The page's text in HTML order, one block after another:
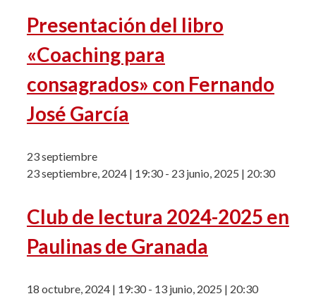
Presentación del libro
«Coaching para
consagrados» con Fernando
José García
23 septiembre
23 septiembre, 2024 | 19:30- 23 junio, 2025 | 20:30
Club de lectura 2024-2025 en
Paulinas de Granada
18 octubre, 2024 | 19:30- 13 junio, 2025 | 20:30